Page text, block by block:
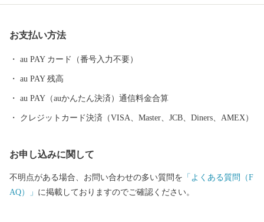
やブドウ、西部では西洋梨などのフルーツ栽培も盛んです。
お支払い方法
au PAY カード（番号入力不要）
au PAY 残高
au PAY（auかんたん決済）通信料金合算
クレジットカード決済（VISA、Master、JCB、Diners、AMEX）
お申し込みに関して
不明点がある場合、お問い合わせの多い質問を 「よくある質問（F
AQ）」 に掲載しておりますのでご確認ください。